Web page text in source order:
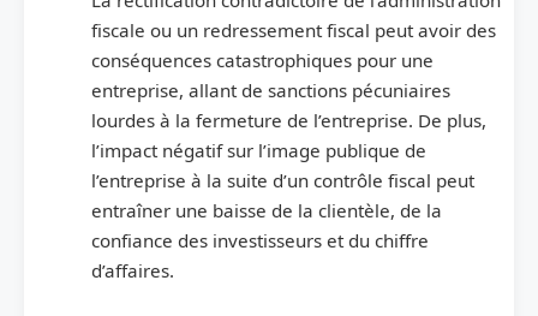
fiscale ou un redressement fiscal peut avoir des
conséquences catastrophiques pour une
entreprise, allant de sanctions pécuniaires
lourdes à la fermeture de l’entreprise. De plus,
l’impact négatif sur l’image publique de
l’entreprise à la suite d’un contrôle fiscal peut
entraîner une baisse de la clientèle, de la
confiance des investisseurs et du chiffre
d’affaires.